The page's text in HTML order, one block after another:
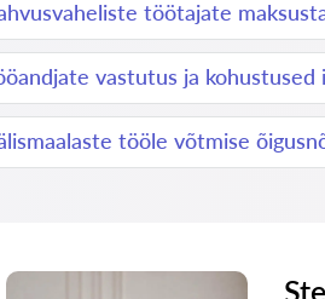
töötajate
vastutus ja kohustused
tööle võtmise